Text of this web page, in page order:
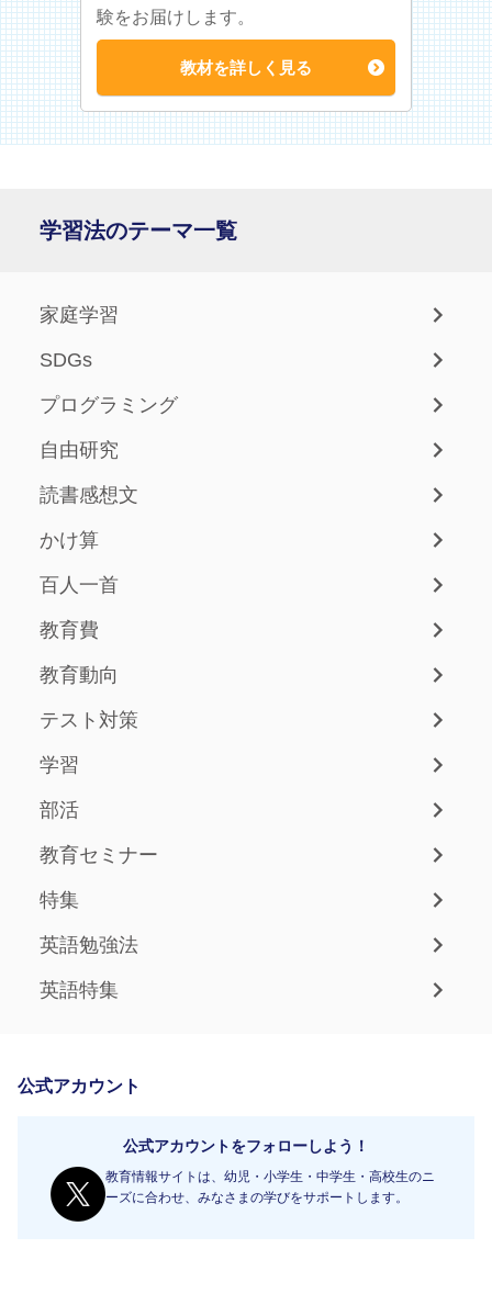
験をお届けします。
教材を詳しく見る
学習法のテーマ一覧
家庭学習
SDGs
プログラミング
自由研究
読書感想文
かけ算
百人一首
教育費
教育動向
テスト対策
学習
部活
教育セミナー
特集
英語勉強法
英語特集
公式アカウント
公式アカウントをフォローしよう！
教育情報サイトは、幼児・小学生・中学生・高校生のニ
ーズに合わせ、みなさまの学びをサポートします。